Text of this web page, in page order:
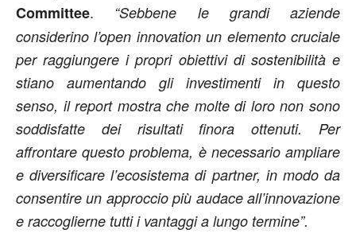
Committee. “Sebbene le grandi aziende
considerino l’open innovation un elemento cruciale
per raggiungere i propri obiettivi di sostenibilità e
stiano aumentando gli investimenti in questo
senso, il report mostra che molte di loro non sono
soddisfatte dei risultati finora ottenuti. Per
affrontare questo problema, è necessario ampliare
e diversificare l’ecosistema di partner, in modo da
consentire un approccio più audace all’innovazione
e raccoglierne tutti i vantaggi a lungo termine”.